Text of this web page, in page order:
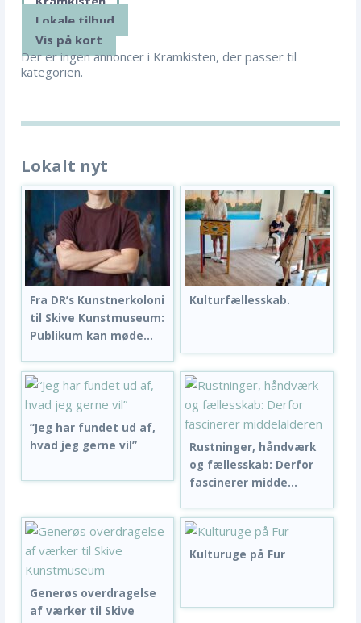
Lokale tilbud
Vis på kort
Der er ingen annoncer i Kramkisten, der passer til
kategorien.
Lokalt nyt
Fra DR’s Kunstnerkoloni
til Skive Kunstmuseum:
Publikum kan møde...
Kulturfællesskab.
“Jeg har fundet ud af,
hvad jeg gerne vil”
Rustninger, håndværk
og fællesskab: Derfor
fascinerer midde...
Generøs overdragelse
af værker til Skive
Kulturuge på Fur